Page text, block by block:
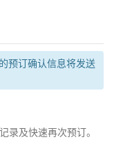
预订确认信息将发送
录及快速再次预订。